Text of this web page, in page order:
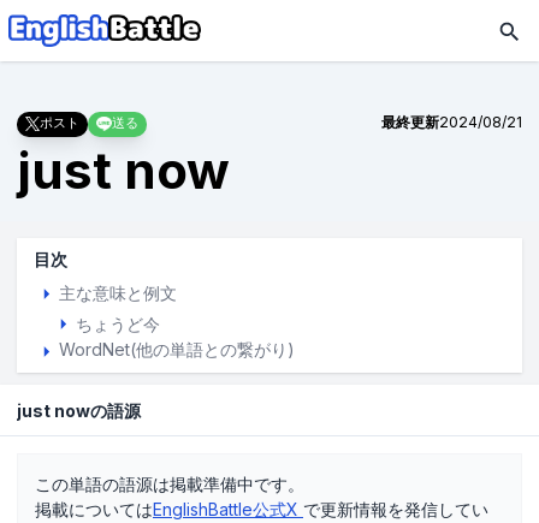
ポスト 送る 最終更新2024/08/21
just now
目次
主な意味と例文
ちょうど今
WordNet(他の単語との繋がり)
just nowの語源
この単語の語源は掲載準備中です。
掲載についてはEnglishBattle公式X で更新情報を発信してい